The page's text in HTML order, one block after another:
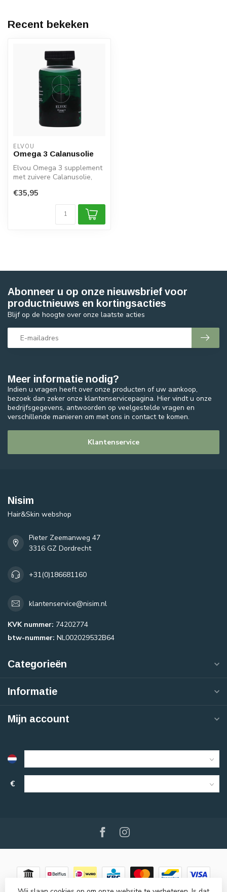
Recent bekeken
ELVOU
Omega 3 Calanusolie
Elvou Omega 3 supplement
met zuivere Calanusolie,
astaxa...
€35,95
Meer informatie nodig?
Indien u vragen heeft over onze producten of uw aankoop,
bezoek dan zeker onze klantenservicepagina. Hier vindt u onze
bedrijfsgegevens, antwoorden op veelgestelde vragen en
verschillende manieren om met ons in contact te komen.
Klantenservice
Abonneer u op onze nieuwsbrief voor
productnieuws en kortingsacties
Blijf op de hoogte over onze laatste acties
Nisim
Hair&Skin webshop
Pieter Zeemanweg 47
3316 GZ Dordrecht
+31(0)186681160
klantenservice@nisim.nl
KVK nummer: 74202774
btw-nummer: NL002029532B64
Categorieën
Informatie
Mijn account
€